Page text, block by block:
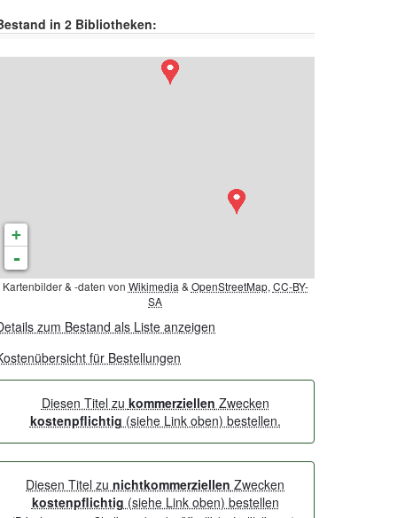
in 2 Bibliotheken:
+
-
Kartenbilder & -daten von Wikimedia & OpenStreetMap, CC-BY-
SA
zum Bestand als Liste anzeigen
für Bestellungen
Diesen Titel zu kommerziellen Zwecken
kostenpflichtig (siehe Link oben) bestellen.
Diesen Titel zu nichtkommerziellen Zwecken
kostenpflichtig (siehe Link oben) bestellen